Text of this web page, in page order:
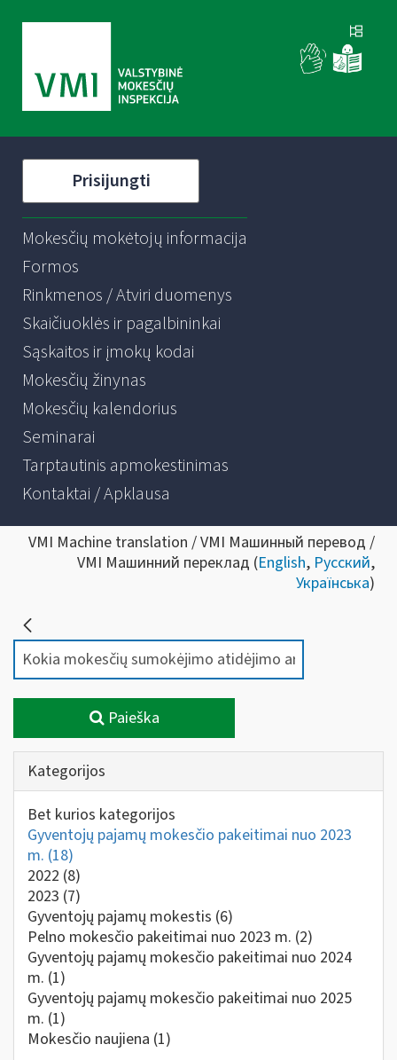
Prisijungti
Mokesčių mokėtojų informacija
Formos
Rinkmenos / Atviri duomenys
Skaičiuoklės ir pagalbininkai
Sąskaitos ir įmokų kodai
Mokesčių žinynas
Mokesčių kalendorius
Seminarai
Tarptautinis apmokestinimas
Kontaktai / Apklausa
VMI Machine translation / VMI Машинный перевод /
VMI Машинний переклад (English, Русский,
Українська)
Paieška
Kategorijos
Bet kurios kategorijos
Gyventojų pajamų mokesčio pakeitimai nuo 2023
m. (18)
2022 (8)
2023 (7)
Gyventojų pajamų mokestis (6)
Pelno mokesčio pakeitimai nuo 2023 m. (2)
Gyventojų pajamų mokesčio pakeitimai nuo 2024
m. (1)
Gyventojų pajamų mokesčio pakeitimai nuo 2025
m. (1)
Mokesčio naujiena (1)